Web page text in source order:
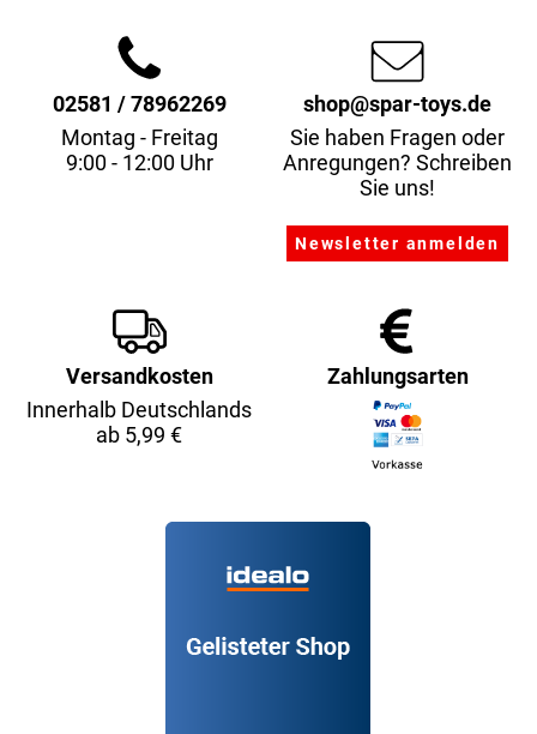
02581 / 78962269
Montag - Freitag
9:00 - 12:00 Uhr
shop@spar-toys.de
Sie haben Fragen oder
Anregungen? Schreiben
Sie uns!
Versandkosten
Innerhalb Deutschlands
ab 5,99 €
Zahlungsarten